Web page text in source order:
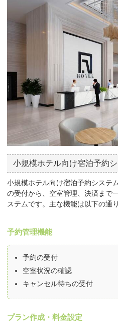
小規模ホテル向け宿泊予約
小規模ホテル向け宿泊予約システ
の受付から、空室管理、決済まで
ステムです。主な機能は以下の通
予約管理機能
予約の受付
空室状況の確認
キャンセル待ちの受付
プラン作成・料金設定